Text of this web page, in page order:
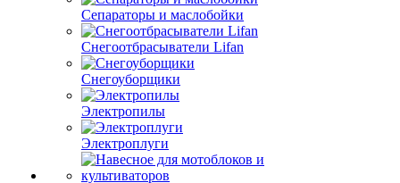
Сепараторы и маслобойки
Снегоотбрасыватели Lifan
Снегоуборщики
Электропилы
Электроплуги